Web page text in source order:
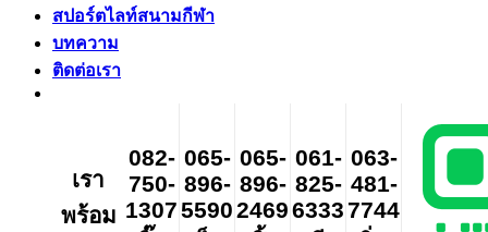
สปอร์ตไลท์สนามกีฬา
บทความ
ติดต่อเรา
เรา
พร้อม
082-
750-
1307
065-
896-
5590
065-
896-
2469
061-
825-
6333
063-
481-
7744